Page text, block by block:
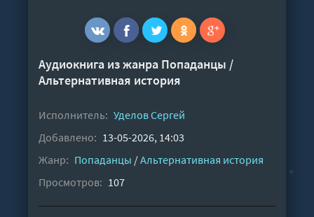
Аудиокнига из жанра Попаданцы /
Альтернативная история
Исполнитель: Уделов Сергей
Добавлено: 13-05-2026, 14:03
Жанр: Попаданцы /Альтернативная история
Просмотров: 107